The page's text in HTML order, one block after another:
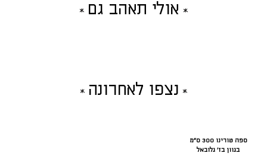
אולי תאהב גם
נצפו לאחרונה
ספה טורינו 300 ס"מ
בגוון בז' גלובאל